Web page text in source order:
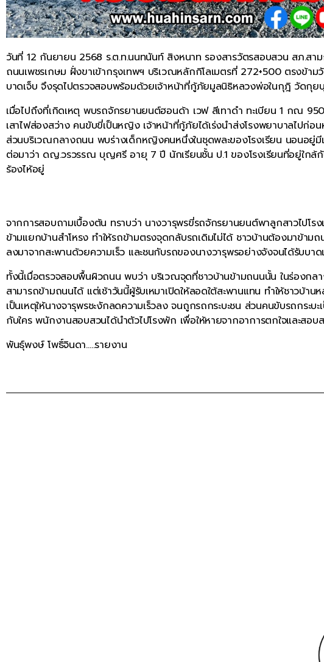
วันที่ 12 กันยายน 2568 ร.ต.ท.นนทนันท์ สิงหนาท รองสารวัตรสอบสวน สภ.ส
ถนนเพชรเกษม ฝั่งขาเข้ากรุงเทพฯ บริเวณหลักกิโลเมตรที่ 272+500 ตรงข้าม
บาดเจ็บ จึงรุดไปตรวจสอบพร้อมด้วยเจ้าหน้าที่กู้ภัยมูลนิธิหลวงพ่อในกุฎิ วัดกุ
เมื่อไปถึงที่เกิดเหตุ พบรถจักรยานยนต์ฮอนด้า เวฟ สีเทาดำ ทะเบียน 1 กณ
เสาไฟส่องสว่าง คนขับขี่เป็นหญิง เจ้าหน้าที่กู้ภัยได้เร่งนำส่งโรงพยาบาลไป
ส่วนบริเวณกลางถนน พบร่างเด็กหญิงคนหนึ่งในชุดพละของโรงเรียน นอนอยู่
ต่อมาว่า ดญ.วรวรรณ บุญศรี อายุ 7 ปี นักเรียนชั้น ป.1 ของโรงเรียนที่อยู่ใก
ร้องไห้อยู่
จากการสอบถามเบื้องต้น ทราบว่า นางวารุพรขี่รถจักรยานยนต์พาลูกสาวไปโ
ข้ามแยกบ้านสำโหรง ทำให้รถข้ามตรงจุดกลับรถเดิมไม่ได้ ชาวบ้านต้องมาข้า
ลงมาจากสะพานด้วยความเร็ว และชนกับรถของนางวารุพรอย่างจังจนได้รับบา
ทั้งนี้เมื่อตรวจสอบพื้นผิวถนน พบว่า บริเวณจุดที่ชาวบ้านข้ามถนนนั้น ในร่องกล
สามารถข้ามถนนได้ แต่เช้าวันนี้ผู้รับเหมาเปิดให้ลอดใต้สะพานแทน ทำให้ชาวบ้
เป็นเหตุให้นางจารุพรชะงักลดความเร็วลง จนถูกรถกระบะชน ส่วนคนขับรถกร
กับใคร พนักงานสอบสวนได้นำตัวไปโรงพัก เพื่อให้หายจากอาการตกใจและสอบ
พันธุ์พงษ์ โพธิ์จินดา…..รายงาน